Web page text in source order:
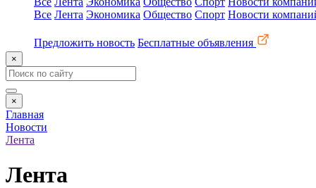
Все Лента Экономика Общество Спорт Новости
Предложить новость Бесплатные объявления
×
×
Главная
Новости
Лента
Лента